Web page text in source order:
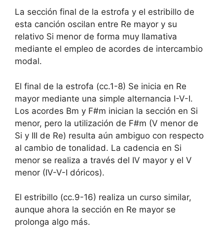
La sección final de la estrofa y el estribillo de
esta canción oscilan entre Re mayor y su
relativo Si menor de forma muy llamativa
mediante el empleo de acordes de intercambio
modal.
El final de la estrofa (cc.1-8) Se inicia en Re
mayor mediante una simple alternancia I-V-I.
Los acordes Bm y F#m inician la sección en Si
menor, pero la utilización de F#m (V menor de
Si y III de Re) resulta aún ambiguo con respecto
al cambio de tonalidad. La cadencia en Si
menor se realiza a través del IV mayor y el V
menor (IV-V-I dóricos).
El estribillo (cc.9-16) realiza un curso similar,
aunque ahora la sección en Re mayor se
prolonga algo más.